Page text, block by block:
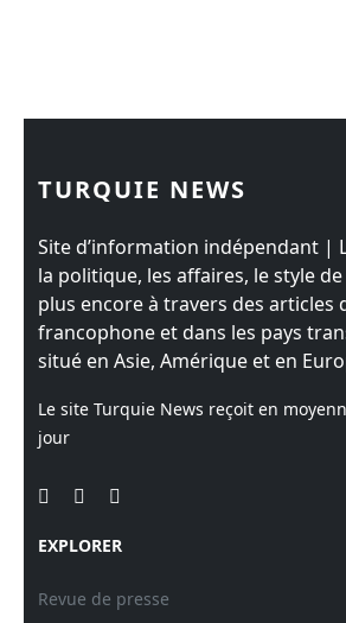
TURQUIE NEWS
Site d’information indépendant |
la politique, les affaires, le style
plus encore à travers des articles
francophone et dans les pays
situé en Asie, Amérique et en
Le site Turquie News reçoit en
jour
EXPLORER
Revue de presse